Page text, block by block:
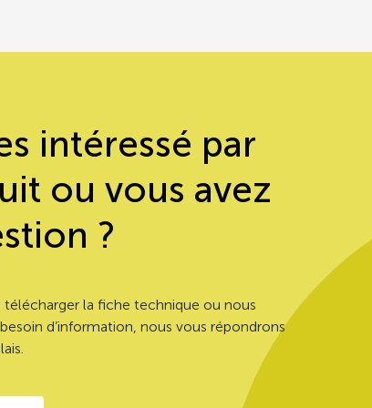
consommation sur 20 repas consécutifs de 10/20
et de Nutrition
intéressé par
ou vous avez
?
télécharger la fiche technique ou nous
d’information, nous vous répondrons